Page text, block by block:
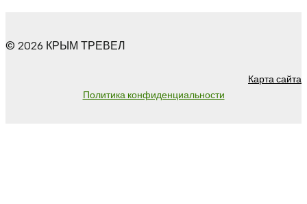
© 2026 КРЫМ ТРЕВЕЛ
Карта сайта
Политика конфиденциальности